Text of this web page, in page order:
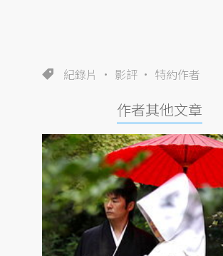
紀錄片 影評 特約作者
作者其他文章